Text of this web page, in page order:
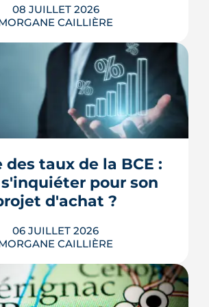
08 JUILLET 2026
CAILLIÈRE
deux logements au plan
pas le même
selon leur adresse :
mesure jusqu'à 4,4 °C
et les cartes de la Métropole
un centre minéral d'un
Densité du b...
LIRE L'ARTICLE
des taux de la BCE :
pour son
d'achat ?
06 JUILLET 2026
CAILLIÈRE